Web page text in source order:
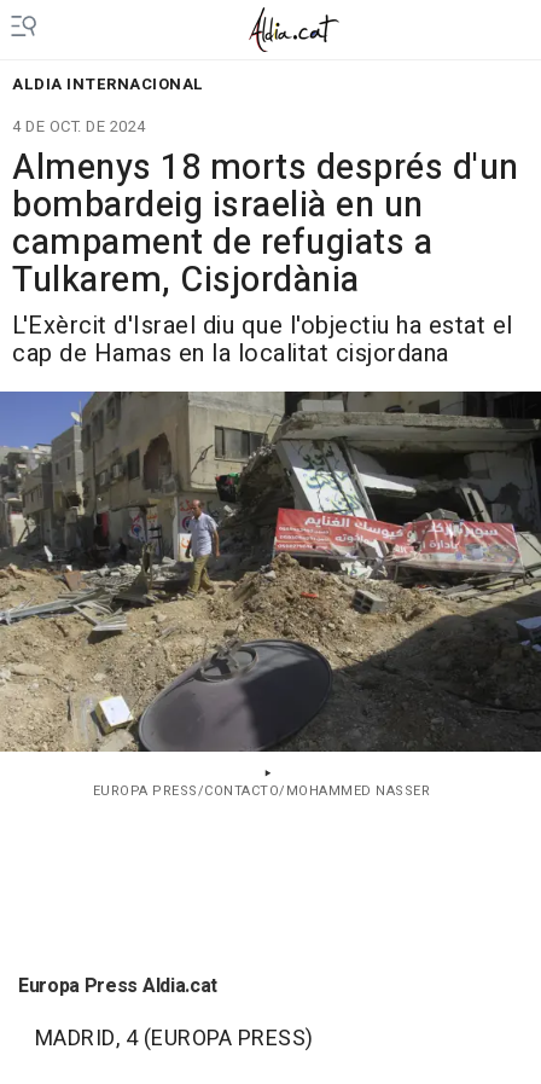
ALDIA INTERNACIONAL
4 DE OCT. DE 2024
Almenys 18 morts després d'un
bombardeig israelià en un
campament de refugiats a
Tulkarem, Cisjordània
L'Exèrcit d'Israel diu que l'objectiu ha estat el
cap de Hamas en la localitat cisjordana
EUROPA PRESS/CONTACTO/MOHAMMED NASSER
Europa Press Aldia.cat
MADRID, 4 (EUROPA PRESS)